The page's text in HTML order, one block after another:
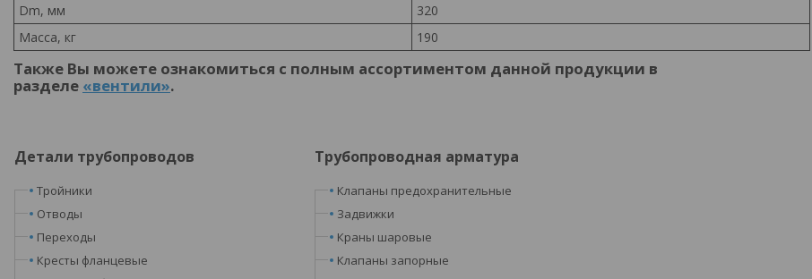
Dm, мм
320
Масса, кг
190
Также Вы можете ознакомиться с полным ассортиментом данной продукции в
разделе «вентили».
Детали трубопроводов
Тройники
Отводы
Переходы
Кресты фланцевые
Трубопроводная арматура
Клапаны предохранительные
Задвижки
Краны шаровые
Клапаны запорные